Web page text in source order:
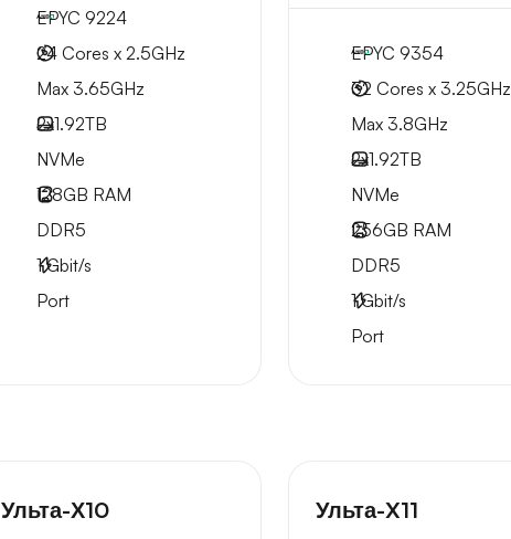
EPYC 9224
24 Cores x 2.5GHz
Max 3.65GHz
2x1.92TB
NVMe
128GB RAM
DDR5
1Gbit/s
Port
EPYC 9354
32 Cores x 3.25GHz
Max 3.8GHz
2x1.92TB
NVMe
256GB RAM
DDR5
1Gbit/s
Port
Ульта-Х10 Ульта-X11